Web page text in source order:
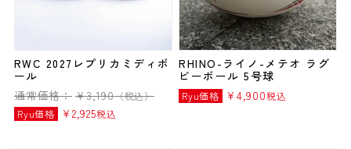
RWC 2027レプリカミディボ
ール
通常価格： ¥3,190（税込）
Ryu価格
¥ 2,925税込
RHINO-ライノ-メテオ ラグ
ビーボール 5号球
Ryu価格 ¥ 4,900税込